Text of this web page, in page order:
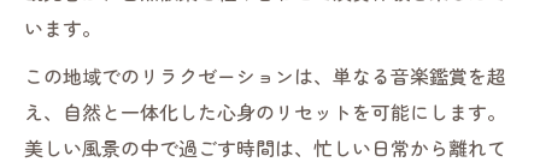
います。
この地域でのリラクゼーションは、単なる音楽鑑賞を超
え、自然と一体化した心身のリセットを可能にします。
美しい風景の中で過ごす時間は、忙しい日常から離れて